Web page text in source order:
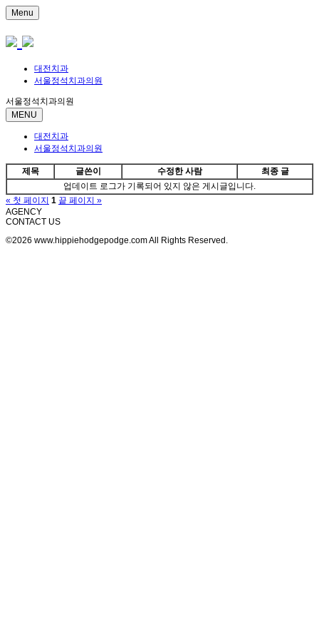
Menu
대전치과
서울정석치과의원
서울정석치과의원
MENU
대전치과
서울정석치과의원
제목 글쓴이 수정한 사람
최종 글
업데이트 로그가 기록되어 있지 않은 게시글입니다.
« 첫 페이지 1 끝 페이지 »
AGENCY
CONTACT US
©2026 www.hippiehodgepodge.com All Rights Reserved.